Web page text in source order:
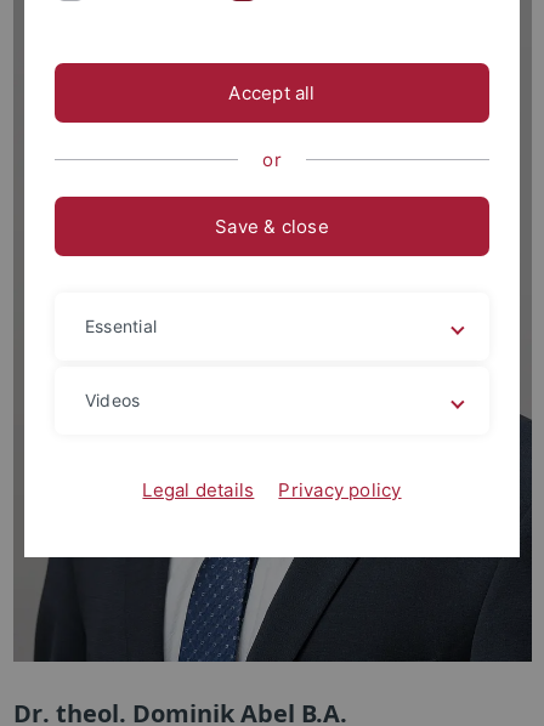
Dr. theol. Dominik Abel B.A.
Accept all
or
Save & close
Essential
Videos
Legal details Privacy policy